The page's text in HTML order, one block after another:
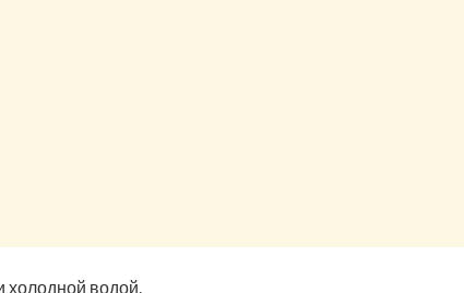
холодной водой.